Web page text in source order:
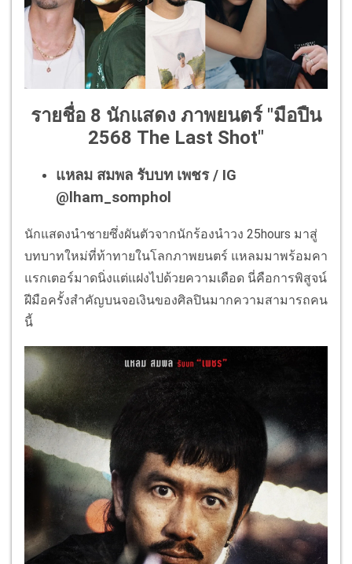
รายชื่อ 8 นักแสดง ภาพยนตร์ "มือปืน
2568 The Last Shot"
แหลม สมพล รับบท เพชร / IG
@lham_somphol
นักแสดงนำชายซึ่งผันตัวจากนักร้องนำวง 25hours มาสู่
บทบาทใหม่ที่ท้าทายในโลกภาพยนตร์ แหลมมาพร้อมคา
แรกเตอร์มาดนิ่งแต่แฝงไปด้วยความเดือด นี่คือการพิสูจน์
ฝีมือครั้งสำคัญบนจอเงินของศิลปินมากความสามารถคน
นี้